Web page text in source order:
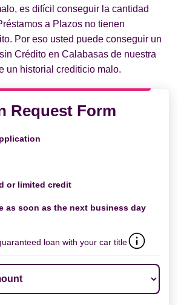
es difícil conseguir la cantidad
a Plazos no tienen
Por eso usted puede conseguir un
Crédito en Calabasas de nuestra
un historial crediticio malo.
Request Form
or limited credit
as soon as the next business day
loan with your car title